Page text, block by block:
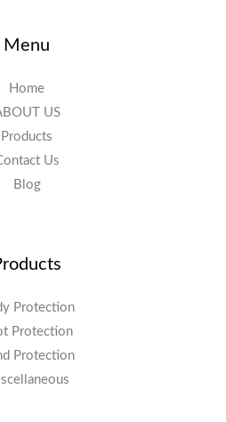
Menu
Home
US
Products
Us
Blog
Protection
Protection
Protection